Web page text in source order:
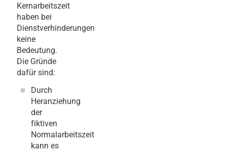
Kernarbeitszeit
haben bei
Dienstverhinderungen
keine
Bedeutung.
Die Gründe
dafür sind:
Durch
Heranziehung
der
fiktiven
Normalarbeitszeit
kann es